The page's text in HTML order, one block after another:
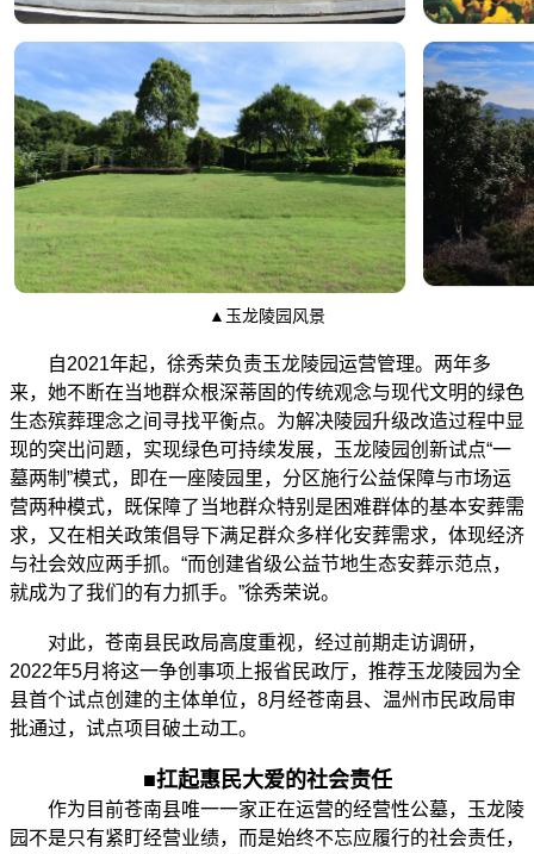
▲玉龙陵园风景
自2021年起，徐秀荣负责玉龙陵园运营管理。两年多
来，她不断在当地群众根深蒂固的传统观念与现代文明的绿色
生态殡葬理念之间寻找平衡点。为解决陵园升级改造过程中显
现的突出问题，实现绿色可持续发展，玉龙陵园创新试点“一
墓两制”模式，即在一座陵园里，分区施行公益保障与市场运
营两种模式，既保障了当地群众特别是困难群体的基本安葬需
求，又在相关政策倡导下满足群众多样化安葬需求，体现经济
与社会效应两手抓。“而创建省级公益节地生态安葬示范点，
就成为了我们的有力抓手。”徐秀荣说。
对此，苍南县民政局高度重视，经过前期走访调研，
2022年5月将这一争创事项上报省民政厅，推荐玉龙陵园为全
县首个试点创建的主体单位，8月经苍南县、温州市民政局审
批通过，试点项目破土动工。
■扛起惠民大爱的社会责任
作为目前苍南县唯一一家正在运营的经营性公墓，玉龙陵
园不是只有紧盯经营业绩，而是始终不忘应履行的社会责任，